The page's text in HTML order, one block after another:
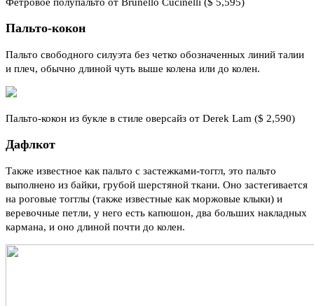
Пальто-кокон
Пальто свободного силуэта без четко обозначенных линий талии
и плеч, обычно длиной чуть выше колена или до колен.
Пальто-кокон из букле в стиле оверсайз от Derek Lam ($ 2,590)
Дафлкот
Также известное как пальто с застежками-тоггл, это пальто
выполнено из байки, грубой шерстяной ткани. Оно застегивается
на роговые тогглы (также известные как моржовые клыки) и
веревочные петли, у него есть капюшон, два больших накладных
кармана, и оно длиной почти до колен.